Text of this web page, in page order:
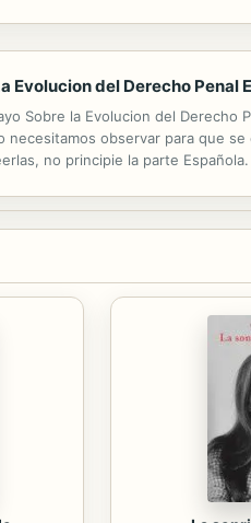
Evolucion del Derecho Penal
Sobre la Evolucion del Derecho
necesitamos observar para que
no principie la parte